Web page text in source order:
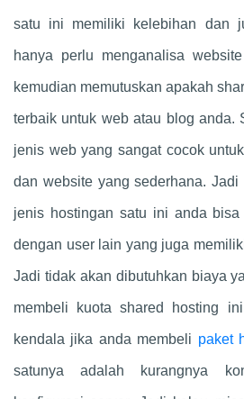
satu ini memiliki kelebihan dan
hanya perlu menganalisa
kemudian memutuskan apakah
terbaik untuk web atau blog anda.
jenis web yang sangat cocok
dan website yang sederhana. Jadi
jenis hostingan satu ini anda bisa
dengan user lain yang juga
Jadi tidak akan dibutuhkan biaya
membeli kuota shared hosting
kendala jika anda membeli paket
satunya adalah kurangnya